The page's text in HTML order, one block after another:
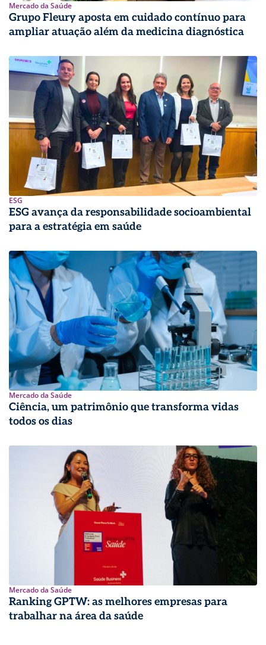
Mercado da Saúde
Grupo Fleury aposta em cuidado contínuo para
ampliar atuação além da medicina diagnóstica
ESG
ESG avança da responsabilidade socioambiental
para a estratégia em saúde
Mercado da Saúde
Ciência, um patrimônio que transforma vidas
todos os dias
Mercado da Saúde
Ranking GPTW: as melhores empresas para
trabalhar na área da saúde